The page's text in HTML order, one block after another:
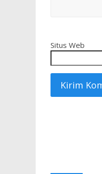
Situs Web